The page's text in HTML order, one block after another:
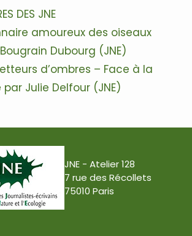
DES JNE
amoureux des oiseaux
Dubourg (JNE)
d’ombres – Face à la
par Julie Delfour (JNE)
JNE - Atelier 128
7 rue des Récollets
75010 Paris